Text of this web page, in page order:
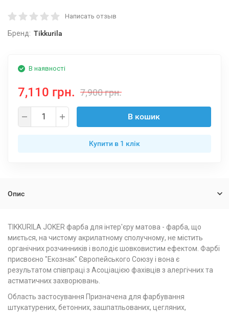
Написать отзыв
Бренд: Tikkurila
В наявності
7,110 грн. 7,900 грн.
В кошик
Купити в 1 клiк
Опис
TIKKURILA JOKER фарба для інтер'єру матова - фарба, що
миється, на чистому акрилатному сполучному, не містить
органічних розчинників і володіє шовковистим ефектом. Фарбі
присвоєно "Екознак" Європейського Союзу і вона є
результатом співпраці з Асоціацією фахівців з алергічних та
астматичних захворювань.
Область застосування Призначена для фарбування
штукатурених, бетонних, зашпатльованих, цегляних,